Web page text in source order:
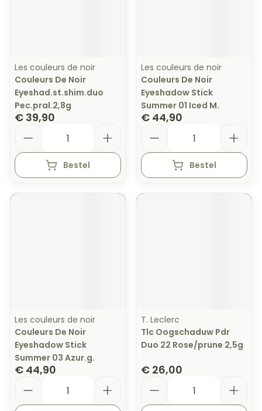
Les couleurs de noir
Couleurs De Noir
Eyeshad.st.shim.duo
Pec.pral.2,8g
€ 39,90
Bestel
Les couleurs de noir
Couleurs De Noir
Eyeshadow Stick
Summer 01 Iced M.
€ 44,90
Bestel
Les couleurs de noir
Couleurs De Noir
Eyeshadow Stick
Summer 03 Azur.g.
€ 44,90
T. Leclerc
Tlc Oogschaduw Pdr
Duo 22 Rose/prune 2,5g
€ 26,00